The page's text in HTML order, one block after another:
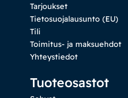
Tarjoukset
Tietosuojalausunto (EU)
Tili
Toimitus- ja maksuehdot
Yhteystiedot
Tuoteosastot